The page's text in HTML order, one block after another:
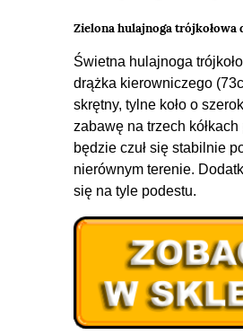
Zielona hulajnoga trójkołowa
Świetna hulajnoga
drążka kierowniczego
skrętny, tylne koło o
zabawę na trzech
będzie czuł się stabilnie
nierównym terenie.
się na tyle podestu.